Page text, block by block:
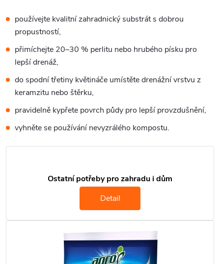
používejte kvalitní zahradnický substrát s dobrou
propustností,
přimíchejte 20–30 % perlitu nebo hrubého písku pro
lepší drenáž,
do spodní třetiny květináče umístěte drenážní vrstvu z
keramzitu nebo štěrku,
pravidelně kypřete povrch půdy pro lepší provzdušnění,
vyhněte se používání nevyzrálého kompostu.
Ostatní potřeby pro zahradu i dům
Detail